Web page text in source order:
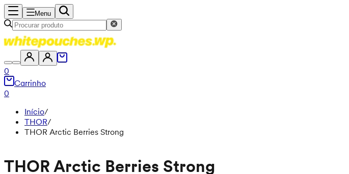
Menu
0
Carrinho
0
Início/
THOR/
THOR Arctic Berries Strong
THOR Arctic Berries Strong